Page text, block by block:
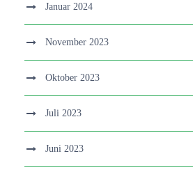
Januar 2024
November 2023
Oktober 2023
Juli 2023
Juni 2023